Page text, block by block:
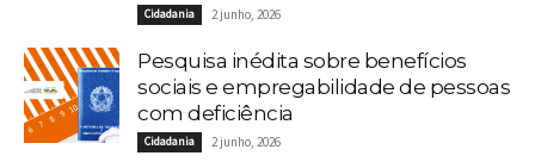
Cidadania 2 junho, 2026
Pesquisa inédita sobre benefícios
sociais e empregabilidade de pessoas
com deficiência
Cidadania 2 junho, 2026